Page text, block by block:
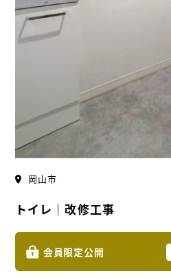
岡山市
トイレ｜改修工事
会員限定公開